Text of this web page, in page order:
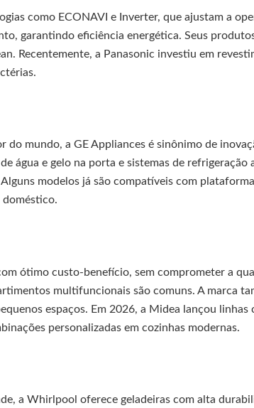
como ECONAVI e Inverter, que ajustam a
garantindo eficiência energética. Seus
Recentemente, a Panasonic investiu em
do mundo, a GE Appliances é sinônimo de
água e gelo na porta e sistemas de refrigeração
modelos já são compatíveis com
doméstico.
ótimo custo-benefício, sem comprometer a
multifuncionais são comuns. A marca
espaços. Em 2026, a Midea lançou linhas
personalizadas em cozinhas modernas.
a Whirlpool oferece geladeiras com alta